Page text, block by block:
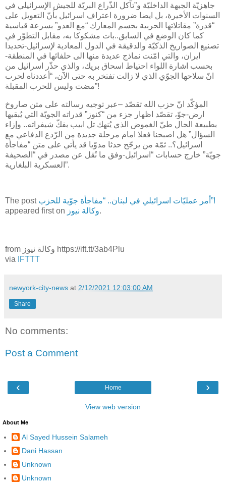
جاهزيّة الجبهة الداخليّة و”تآكل الذّراع البريّة للجيش الإسرائيلي في
السنوات الأخيرة، بل ايضا ضرورة اعتراف اسرائيل بأنّ التعويل على
“قدرة” مقاتلاتها الحربية بحسم المعارك “مع العدو” بسرعة قياسية
كما كان الوضع في السابق..بات مشكوكا به، مقابل التطوّر في
تصنيع ​الصواريخ​ الذكيّة والدقيقة في الدول المعادية لإسرائيل-تحديدا
ايران، والتي امّنت نماذج عديدة منها الى حلفائها في المنطقة-
بحسب اشارة ​اللواء​ احتياط اسحاق بريك، والذي حذّر اسرائيل من
انّ سلاحها الجوّي الذي لا زالت تفتخر به حتى الآن، “أعددناه لحرب
مضت وليس للحرب المقبلة”!
المؤكّد انّ حزب الله تقصّد –عبر توجيه رسالته على متن صاروخ
ارض-جوّ، تقصّد اظهار جزء من “كنوز” قدراته الجويّة التي يُبقيها
بطبيعة الحال طيّ الغموض الذي يُنهك تل ابيب بفكّ شيفراته.. وإزاء
السؤال” هل اصبحنا فعلا امام مرحلة جديدة من الرّدع الدفاعي مع
اسرائيل؟.. ثمّة من يرجّح حدثا مدوّيا قد يأتي على متن “مفاجأة
جويّة” خارج حسابات “اسرائيل-وفق ما نُقل عن مصدر في “الصحيفة
العسكرية البلغارية”.
The post
أمر عمليّات اسرائيلي في لبنان.. “مفاجأة جوّية للحزب”!
appeared first on وكالة نيوز.
from وكالة نيوز https://ift.tt/3ab4Plu
via
IFTTT
newyork-city-news at 2/12/2021 12:03:00 AM
Share
No comments:
Post a Comment
‹ ›
Home
View web version
About Me
Al Sayed Hussein Salameh
Dani Hassan
Unknown
Unknown